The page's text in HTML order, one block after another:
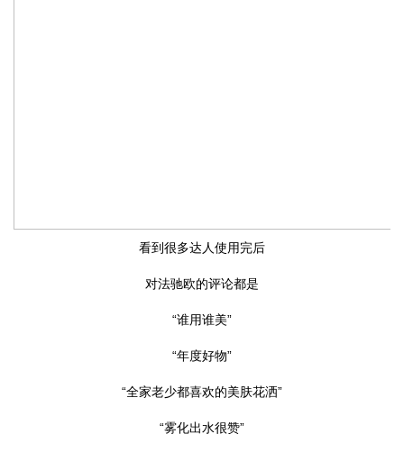
看到很多达人使用完后
对法驰欧的评论都是
“谁用谁美”
“年度好物”
“全家老少都喜欢的美肤花洒”
“雾化出水很赞”